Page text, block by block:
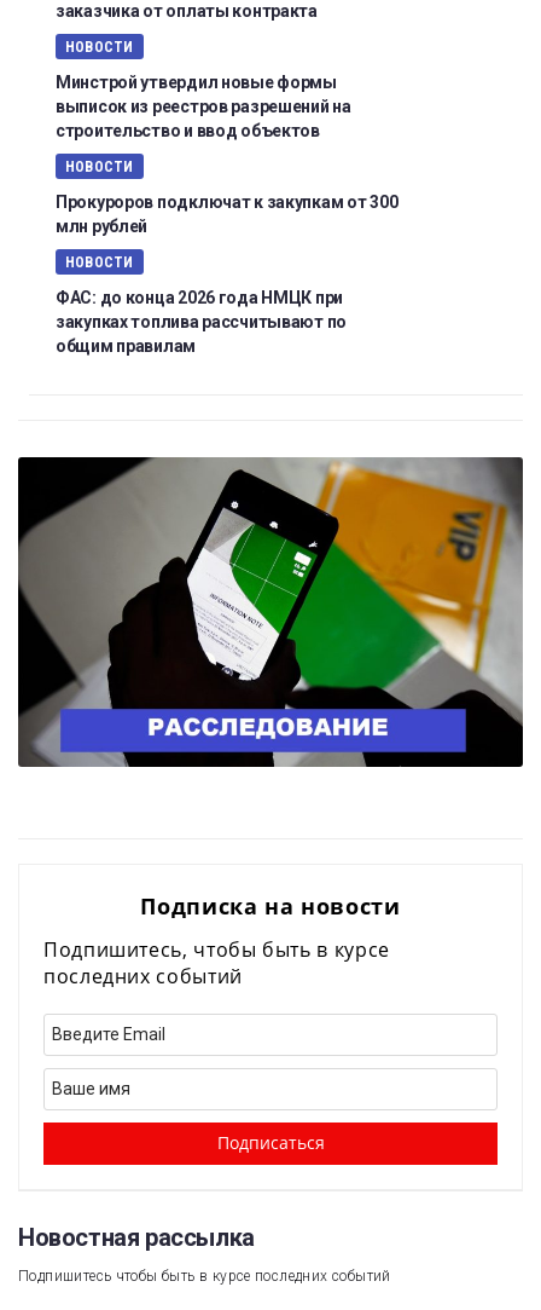
заказчика от оплаты контракта
НОВОСТИ
Минстрой утвердил новые формы
выписок из реестров разрешений на
строительство и ввод объектов
НОВОСТИ
Прокуроров подключат к закупкам от 300
млн рублей
НОВОСТИ
ФАС: до конца 2026 года НМЦК при
закупках топлива рассчитывают по
общим правилам
Подписка на новости
Подпишитесь, чтобы быть в курсе
последних событий
Новостная рассылка​
Подпишитесь чтобы быть в курсе последних событий